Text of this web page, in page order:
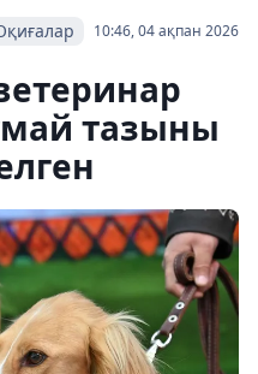
10:46, 04 ақпан 2026
тазыны